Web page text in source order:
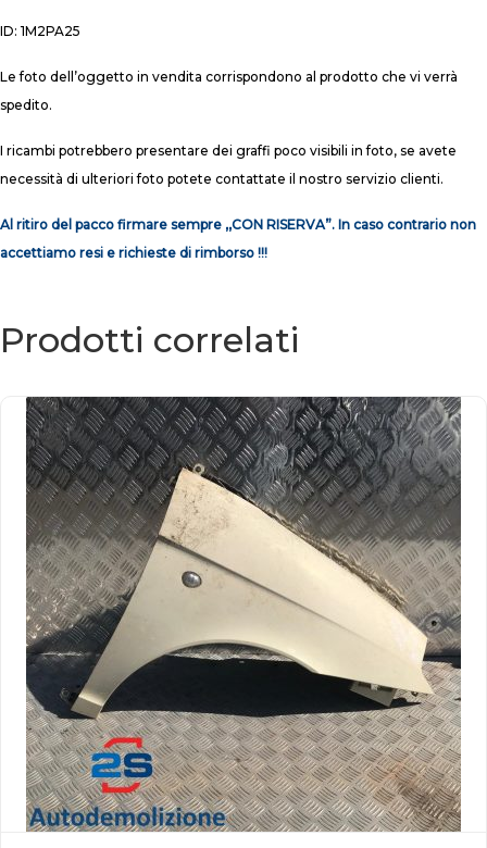
ID: 1M2PA25
Le foto dell’oggetto in vendita corrispondono al prodotto che vi verrà
spedito.
I ricambi potrebbero presentare dei graffi poco visibili in foto, se avete
necessità di ulteriori foto potete contattate il nostro servizio clienti.
Al ritiro del pacco firmare sempre ,,CON RISERVA”. In caso contrario non
accettiamo resi e richieste di rimborso !!!
Prodotti correlati